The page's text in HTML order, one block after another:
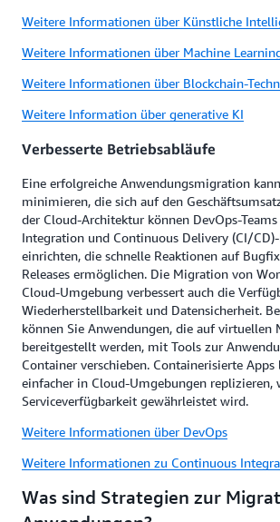
Weitere Informationen über Künstliche
Weitere Informationen über Machine
Weitere Informationen über Blockchain-
Weitere Information über generative KI
Verbesserte Betriebsabläufe
Eine erfolgreiche Anwendungsmigration
minimieren, die sich auf den
der Cloud-Architektur können DevOps-
Integration und Continuous Delivery (CI/
einrichten, die schnelle Reaktionen auf
Releases ermöglichen. Die Migration von
Cloud-Umgebung verbessert auch die
Wiederherstellbarkeit und Datensicherheit.
können Sie Anwendungen, die auf virtuellen
bereitgestellt werden, mit Tools zur
Container verschieben. Containerisierte Apps
einfacher in Cloud-Umgebungen replizieren,
Serviceverfügbarkeit gewährleistet wird.
Weitere Informationen über DevOps
Weitere Informationen zu Continuous
Was sind Strategien zur